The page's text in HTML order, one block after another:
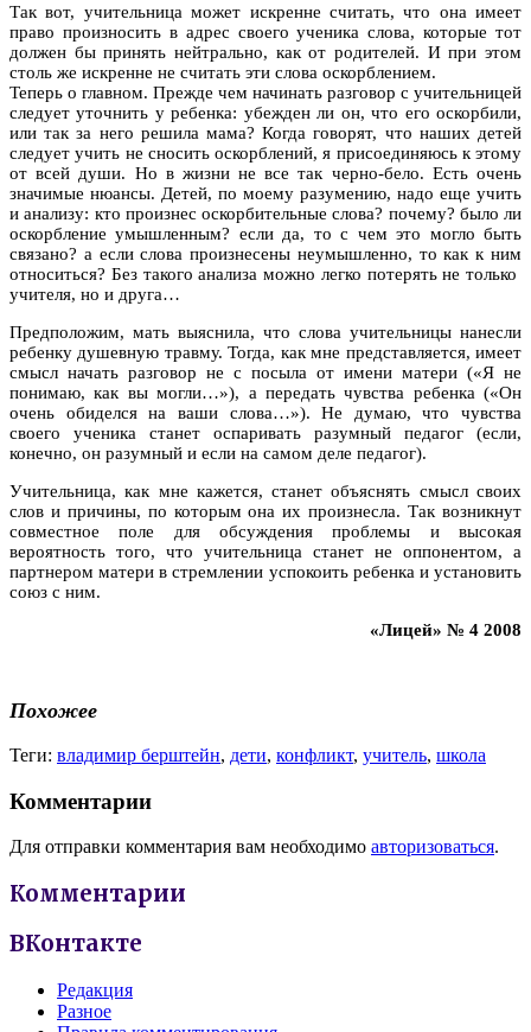
Так вот, учительница может искренне считать, что она имеет
право произносить в адрес своего ученика слова, которые тот
должен бы принять нейтрально, как от родителей. И при этом
столь же искренне не считать эти слова оскорблением.
Теперь о главном. Прежде чем начинать разговор с учительницей
следует уточнить у ребенка: убежден ли он, что его оскорбили,
или так за него решила мама? Когда говорят, что наших детей
следует учить не сносить оскорблений, я присоединяюсь к этому
от всей души. Но в жизни не все так черно-бело. Есть очень
значимые нюансы. Детей, по моему разумению, надо еще учить
и анализу: кто произнес оскорбительные слова? почему? было ли
оскорбление умышленным? если да, то с чем это могло быть
связано? а если слова произнесены неумышленно, то как к ним
относиться? Без такого анализа можно легко потерять не только
учителя, но и друга…
Предположим, мать выяснила, что слова учительницы нанесли
ребенку душевную травму. Тогда, как мне представляется, имеет
смысл начать разговор не с посыла от имени матери («Я не
понимаю, как вы могли…»), а передать чувства ребенка («Он
очень обиделся на ваши слова…»). Не думаю, что чувства
своего ученика станет оспаривать разумный педагог (если,
конечно, он разумный и если на самом деле педагог).
Учительница, как мне кажется, станет объяснять смысл своих
слов и причины, по которым она их произнесла. Так возникнут
совместное поле для обсуждения проблемы и высокая
вероятность того, что учительница станет не оппонентом, а
партнером матери в стремлении успокоить ребенка и установить
союз с ним.
«Лицей» № 4 2008
Похожее
Теги: владимир берштейн, дети, конфликт, учитель, школа
Комментарии
Для отправки комментария вам необходимо авторизоваться.
Комментарии
ВКонтакте
Редакция
Разное